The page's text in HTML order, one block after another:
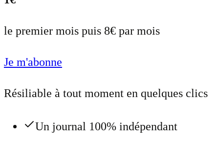
le premier mois puis 8€ par mois
Je m'abonne
Résiliable à tout moment en quelques clics
Un journal 100% indépendant